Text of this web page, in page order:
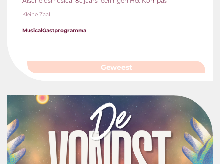
Kleine Zaal
MusicalGastprogramma
Geweest